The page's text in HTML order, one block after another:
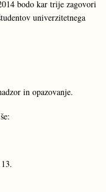
bodo kar trije zagovori
univerzitetnega
in opazovanje.